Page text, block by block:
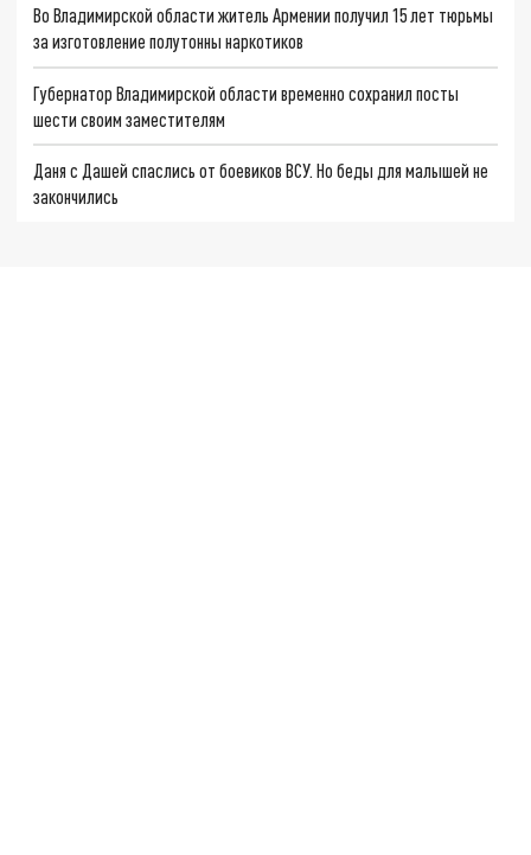
Во Владимирской области житель Армении получил 15 лет тюрьмы
за изготовление полутонны наркотиков
Губернатор Владимирской области временно сохранил посты
шести своим заместителям
Даня с Дашей спаслись от боевиков ВСУ. Но беды для малышей не
закончились